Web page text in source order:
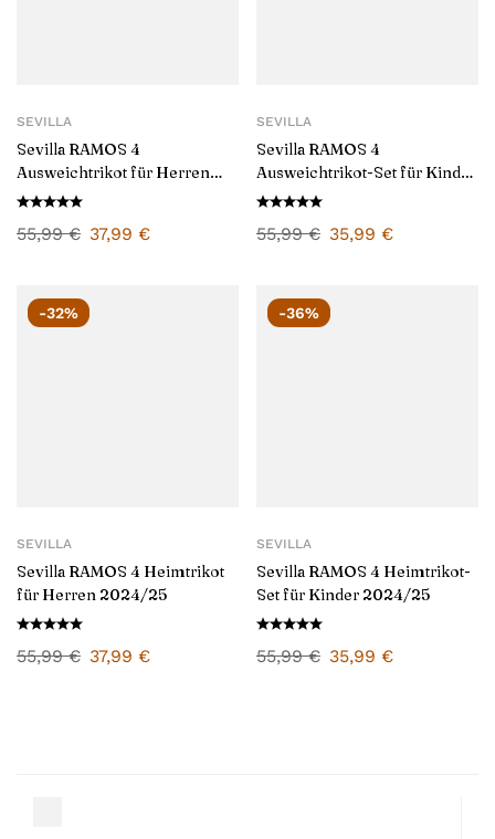
SEVILLA
Sevilla RAMOS 4
Ausweichtrikot für Herren
2024/25
55,99€ 37,99 €
SEVILLA
Sevilla RAMOS 4
Ausweichtrikot-Set für Kinder
2024/25
55,99€ 35,99 €
-32%
SEVILLA
Sevilla RAMOS 4 Heimtrikot
für Herren 2024/25
55,99€ 37,99 €
-36%
SEVILLA
Sevilla RAMOS 4 Heimtrikot-
Set für Kinder 2024/25
55,99€ 35,99 €